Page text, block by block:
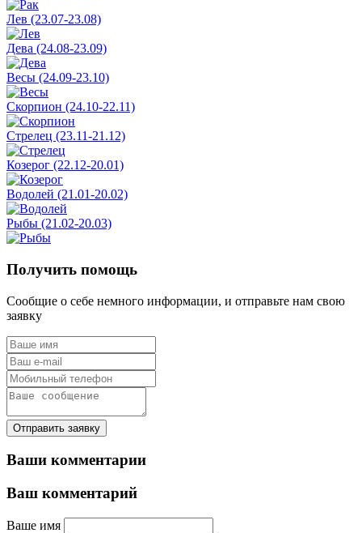
Лев (23.07-23.08)
Дева (24.08-23.09)
Весы (24.09-23.10)
Скорпион (24.10-22.11)
Стрелец (23.11-21.12)
Козерог (22.12-20.01)
Водолей (21.01-20.02)
Рыбы (21.02-20.03)
Получить помощь
Сообщие о себе немного информации, и отправьте нам свою
заявку
Отправить заявку
Ваши комментарии
Ваш комментарий
Ваше имя